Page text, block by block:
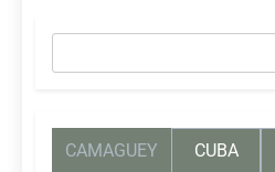
CAMAGUEY CUBA